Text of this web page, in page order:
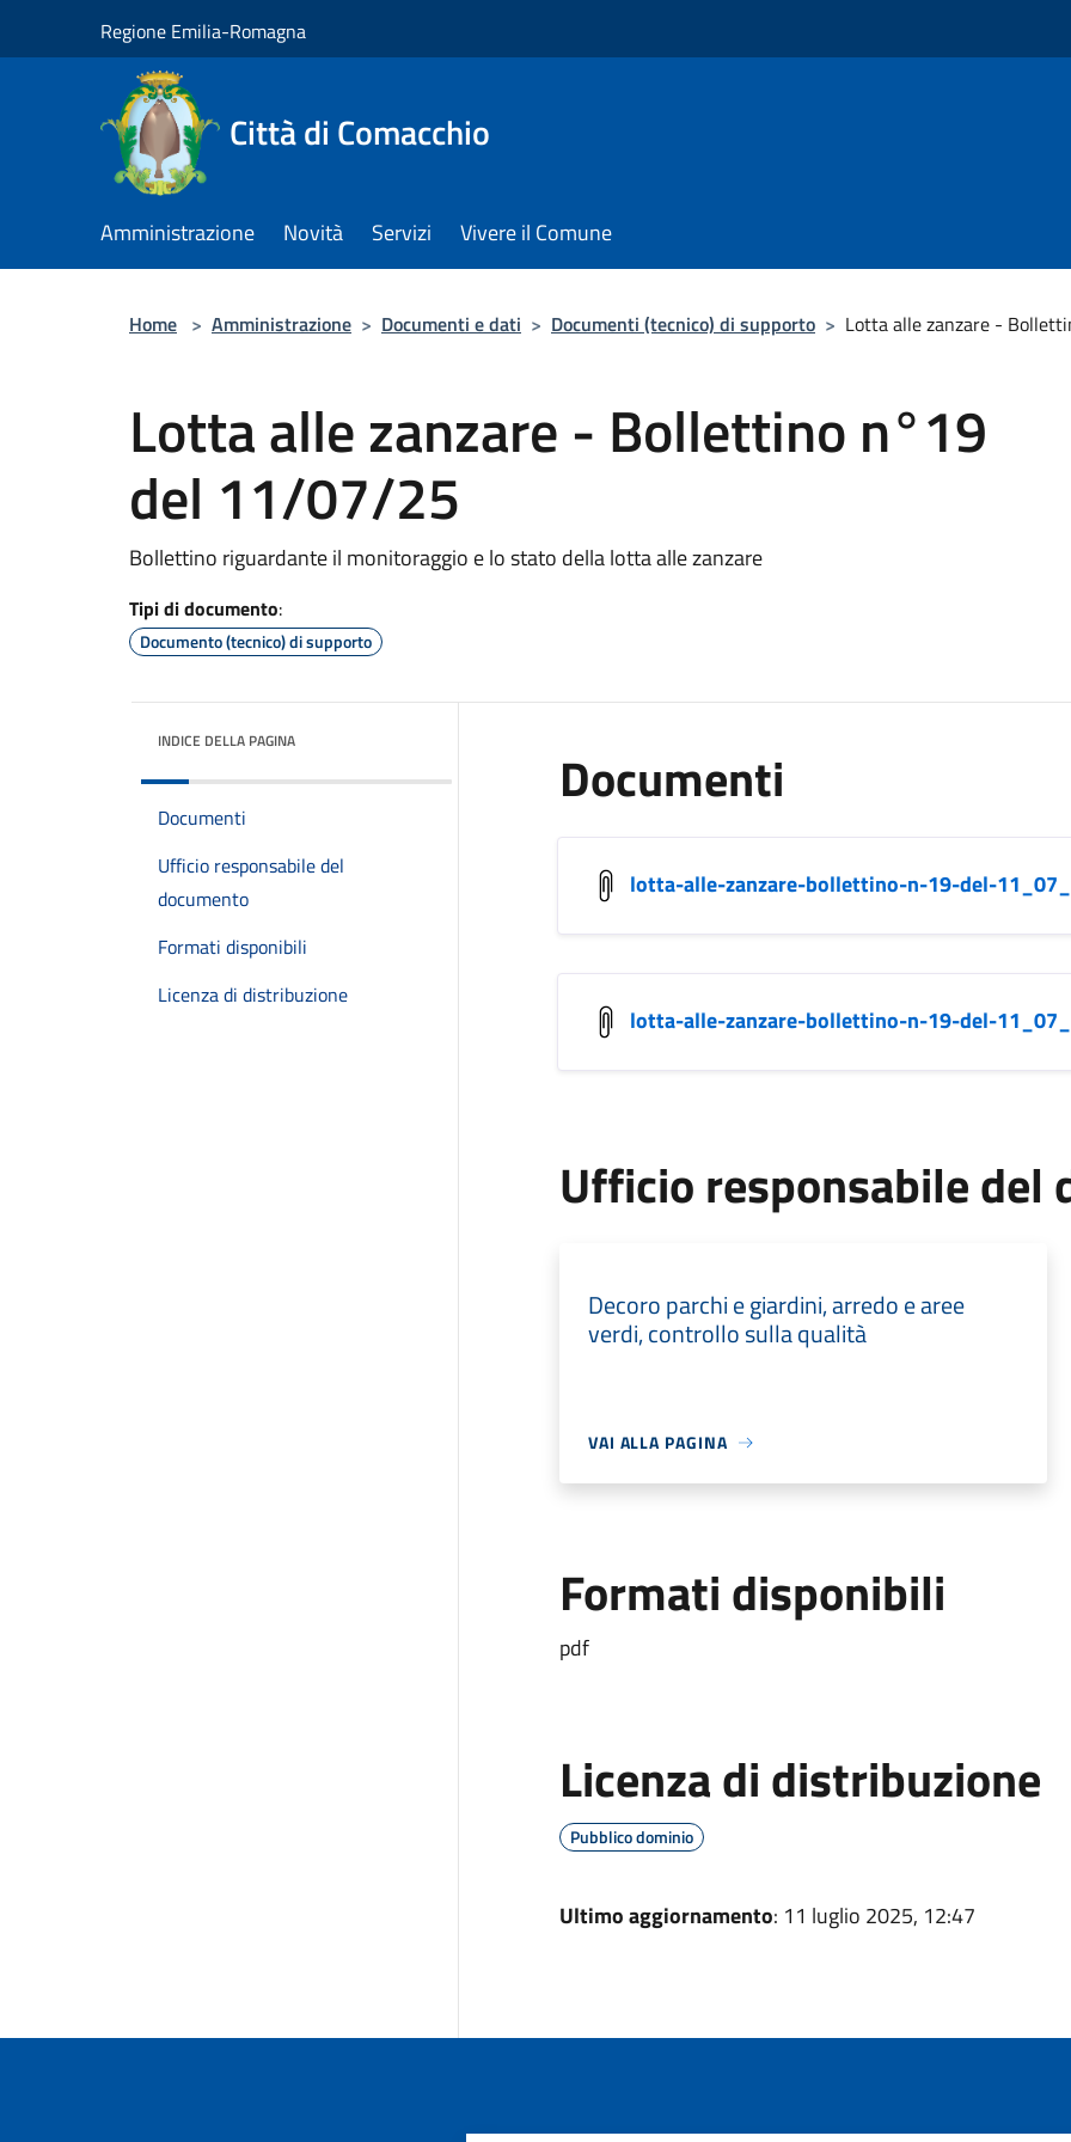
Regione Emilia-Romagna
Città di Comacchio
Amministrazione Novità Servizi Vivere il Comune
Home > Amministrazione > Documenti e dati > Documenti (tecnico) di supporto > Lotta alle zanzare -
Lotta alle zanzare - Bollettino n°19
del 11/07/25
Bollettino riguardante il monitoraggio e lo stato della lotta alle zanzare
Tipi di documento:
Documento (tecnico) di supporto
INDICE DELLA PAGINA
Documenti
Ufficio responsabile del
documento
Formati disponibili
Licenza di distribuzione
Documenti
lotta-alle-zanzare-bollettino-n-19-del-
lotta-alle-zanzare-bollettino-n-19-del-
Ufficio responsabile del
Decoro parchi e giardini, arredo e aree
verdi, controllo sulla qualità
VAI ALLA PAGINA
Formati disponibili
pdf
Licenza di distribuzione
Pubblico dominio
Ultimo aggiornamento: 11 luglio 2025, 12:47